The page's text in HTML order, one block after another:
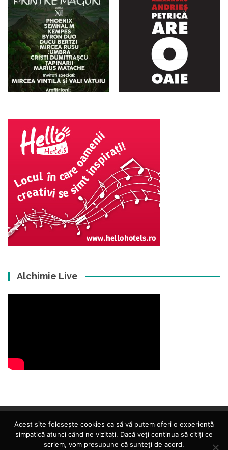
Alchimie Live
Acest site folosește cookies ca să vă putem oferi o experiență
simpatică atunci când ne vizitați. Dacă veți continua să citiți ce
scriem, vom presupune că sunteți de acord.